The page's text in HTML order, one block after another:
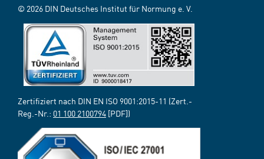
© 2026 DIN Deutsches Institut für Normung e. V.
Zertifiziert nach DIN EN ISO 9001:2015-11 (Zert.-
Reg.-Nr.: 01 100 2100794 [PDF])